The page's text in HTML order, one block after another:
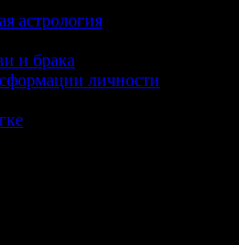
астрология
и брака
личности